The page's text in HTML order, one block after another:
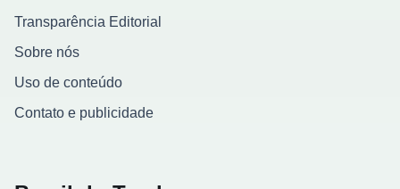
Transparência Editorial
Sobre nós
Uso de conteúdo
Contato e publicidade